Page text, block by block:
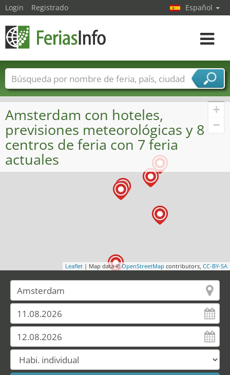
+
−
Leaflet | Map data ©OpenStreetMap contributors, CC-BY-SA
Amsterdam con hoteles,
previsiones meteorológicas y 8
centros de feria con 7 feria
actuales
Login Registrado Español
toggle
Nombres de ferias Países
Ciudades
Sectores de ferias
Sectores de proveedor de servicios